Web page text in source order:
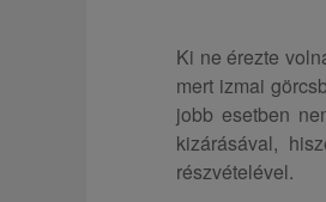
Ki ne érezte
mert izmai
jobb esetben
kizárásával,
részvételével.